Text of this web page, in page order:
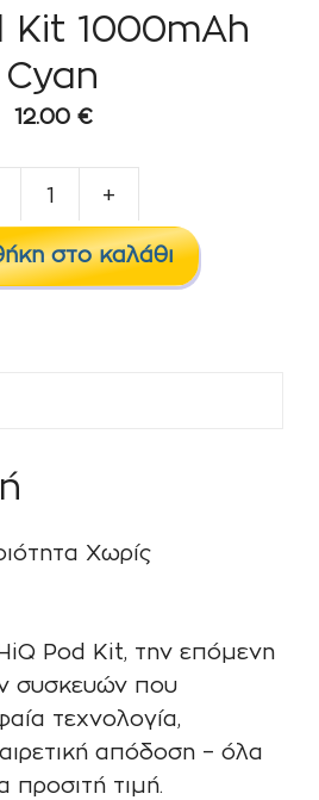
Kit 1000mAh
Cyan
12.00 €
Pod
+
στο καλάθι
Χωρίς
Pod Kit, την επόμενη
συσκευών που
τεχνολογία,
απόδοση – όλα
προσιτή τιμή.